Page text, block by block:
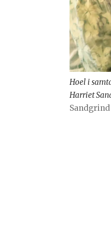
Hoel i
Harriet
Sandgrind